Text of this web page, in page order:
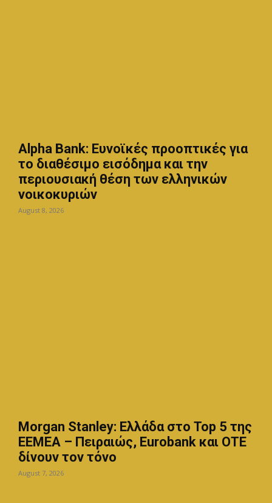
Alpha Bank: Ευνοϊκές προοπτικές για
το διαθέσιμο εισόδημα και την
περιουσιακή θέση των ελληνικών
νοικοκυριών
August 8, 2026
Morgan Stanley: Ελλάδα στο Top 5 της
EEMEA – Πειραιώς, Eurobank και ΟΤΕ
δίνουν τον τόνο
August 7, 2026